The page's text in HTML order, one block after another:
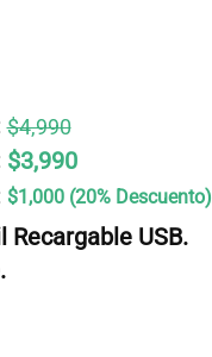
$4,990
$3,990
$1,000 (20% Descuento)
USB.